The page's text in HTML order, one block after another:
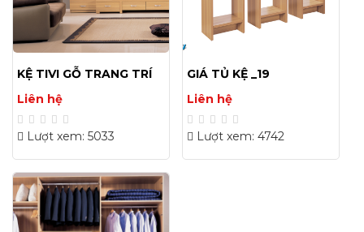
KỆ TIVI GỖ TRANG TRÍ
ĐẸP HIỆN ĐẠI GIÁ RẺ
Liên hệ
Lượt xem: 5033
GIÁ TỦ KỆ _19
Liên hệ
Lượt xem: 4742